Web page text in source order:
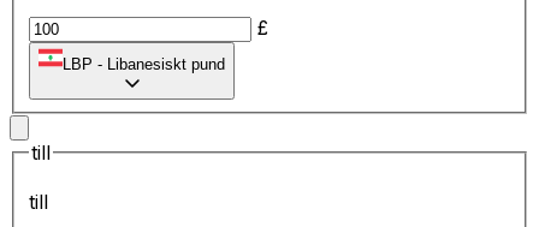
£
LBP - Libanesiskt pund
till
till